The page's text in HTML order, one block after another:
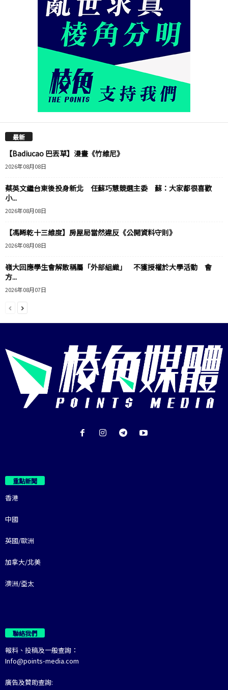
最新
【Badiucao 巴丟草】漫畫《竹維尼》
2026年08月08日
蔡英文繼台東後投身新北 任蘇巧慧競選主委 蘇：大家都很喜歡
小...
2026年08月08日
【馮睎乾十三維度】房屋局當然違反《公開資料守則》
2026年08月08日
嶺大回應學生會解散稱屬「外部組織」 不獲授權於大學活動 會
方...
2026年08月07日
重點新聞
香港
中國
英國/歐洲
加拿大/北美
澳洲/亞太
聯絡我們
報料、投稿及一般查詢：
Info@points-media.com
廣告及贊助查詢: